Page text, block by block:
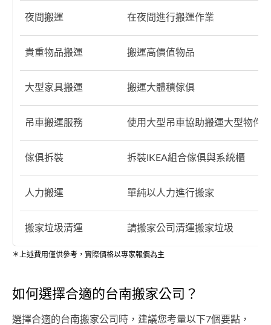
夜間搬運 在夜間進行搬運作業
貴重物品搬運 搬運高價值物品
大型家具搬運 搬運大體積傢俱
吊車搬運服務 使用大型吊車協助搬運大型物件
傢俱拆裝 拆裝IKEA組合傢俱與系統櫃
人力搬運 單純以人力進行搬家
搬家垃圾清運 請搬家公司清運搬家垃圾
＊上述費用僅供參考，實際價格以專家報價為主
如何選擇合適的台南搬家公司？
選擇合適的台南搬家公司時，建議您考量以下7個要點，